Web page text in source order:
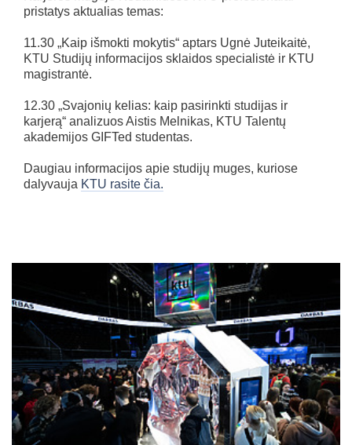
pristatys aktualias temas:
11.30 „Kaip išmokti mokytis“ aptars Ugnė Juteikaitė,
KTU Studijų informacijos sklaidos specialistė ir KTU
magistrantė.
12.30 „Svajonių kelias: kaip pasirinkti studijas ir
karjerą“ analizuos Aistis Melnikas, KTU Talentų
akademijos GIFTed studentas.
Daugiau informacijos apie studijų muges, kuriose
dalyvauja KTU rasite čia.